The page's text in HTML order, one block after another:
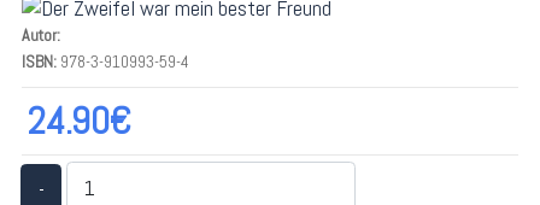
Autor:
ISBN: 978-3-910993-59-4
24.90€
-